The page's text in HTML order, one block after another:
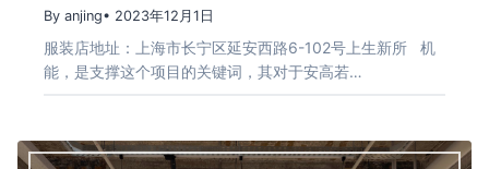
By anjing• 2023年12月1日
服装店地址：上海市长宁区延安西路6-102号上生新所 机
能，是支撑这个项目的关键词，其对于安高若…